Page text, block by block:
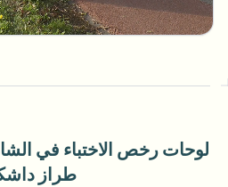
أتمتةلوحات رخص الاختباء في
طراز